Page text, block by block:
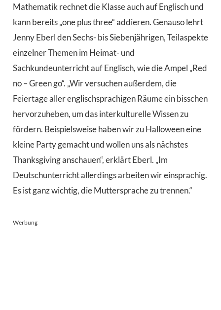
Mathematik rechnet die Klasse auch auf Englisch und
kann bereits „one plus three“ addieren. Genauso lehrt
Jenny Eberl den Sechs- bis Siebenjährigen, Teilaspekte
einzelner Themen im Heimat- und
Sachkundeunterricht auf Englisch, wie die Ampel „Red
no – Green go“. „Wir versuchen außerdem, die
Feiertage aller englischsprachigen Räume ein bisschen
hervorzuheben, um das interkulturelle Wissen zu
fördern. Beispielsweise haben wir zu Halloween eine
kleine Party gemacht und wollen uns als nächstes
Thanksgiving anschauen“, erklärt Eberl. „Im
Deutschunterricht allerdings arbeiten wir einsprachig.
Es ist ganz wichtig, die Muttersprache zu trennen.“
Werbung